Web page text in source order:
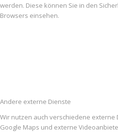
werden. Diese können Sie in den
Browsers einsehen.
Andere externe Dienste
Wir nutzen auch verschiedene externe
Google Maps und externe